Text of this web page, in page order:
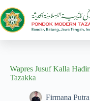
Wapres Jusuf Kalla
Tazakka
Firmana Putra